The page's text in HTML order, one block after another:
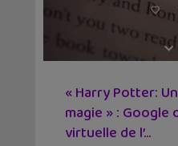
« Harry Potter:
magie » :
virtuelle de l’...